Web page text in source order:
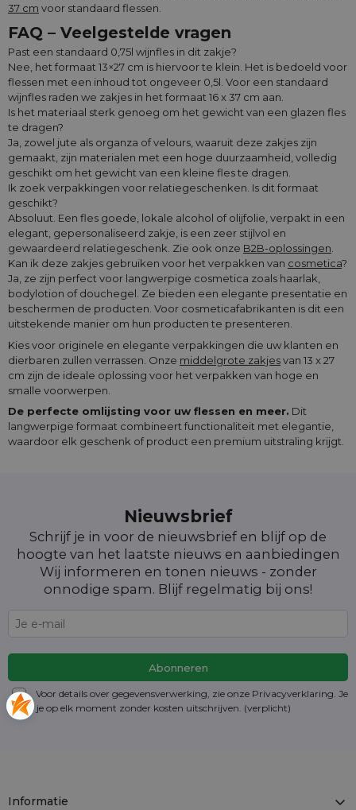
37 cm voor standaard flessen.
FAQ – Veelgestelde vragen
Past een standaard 0,75l wijnfles in dit zakje?
Nee, het formaat 13×27 cm is hiervoor te klein. Het is bedoeld voor
flessen met een inhoud tot ongeveer 0,5l. Voor een standaard
wijnfles raden we zakjes in het formaat 16 x 37 cm aan.
Is het materiaal sterk genoeg om het gewicht van een glazen fles
te dragen?
Ja, zowel jute als organza of velours, waaruit deze zakjes zijn
gemaakt, zijn materialen met een hoge duurzaamheid, volledig
geschikt om het gewicht van een kleine fles te dragen.
Ik zoek verpakkingen voor relatiegeschenken. Is dit formaat
geschikt?
Absoluut. Een fles goede, lokale alcohol of olijfolie, verpakt in een
elegant, gepersonaliseerd zakje, is een zeer stijlvol en
gewaardeerd relatiegeschenk. Zie ook onze B2B-oplossingen.
Kan ik deze zakjes gebruiken voor het verpakken van cosmetica?
Ja, ze zijn perfect voor langwerpige cosmetica zoals haarlak,
bodylotion of douchegel. Ze bieden een elegante presentatie en
beschermen de producten. Voor cosmeticafabrikanten is dit een
uitstekende manier om hun producten te presenteren.
Kies voor originele en elegante verpakkingen die uw klanten en
dierbaren zullen verrassen. Onze middelgrote zakjesvan 13 x 27
cm zijn de ideale oplossing voor het verpakken van hoge en
smalle voorwerpen.
De perfecte omlijsting voor uw flessen en meer. Dit
langwerpige formaat combineert functionaliteit met elegantie,
waardoor elk geschenk of product een premium uitstraling krijgt.
Nieuwsbrief
Schrijf je in voor de nieuwsbrief en blijf op de
hoogte van het laatste nieuws en aanbiedingen
Wij informeren en tonen nieuws - zonder
onnodige spam. Blijf regelmatig bij ons!
Voor details over gegevensverwerking, zie onze Privacyverklaring. Je
kunt je op elk moment zonder kosten uitschrijven . (verplicht)
Informatie